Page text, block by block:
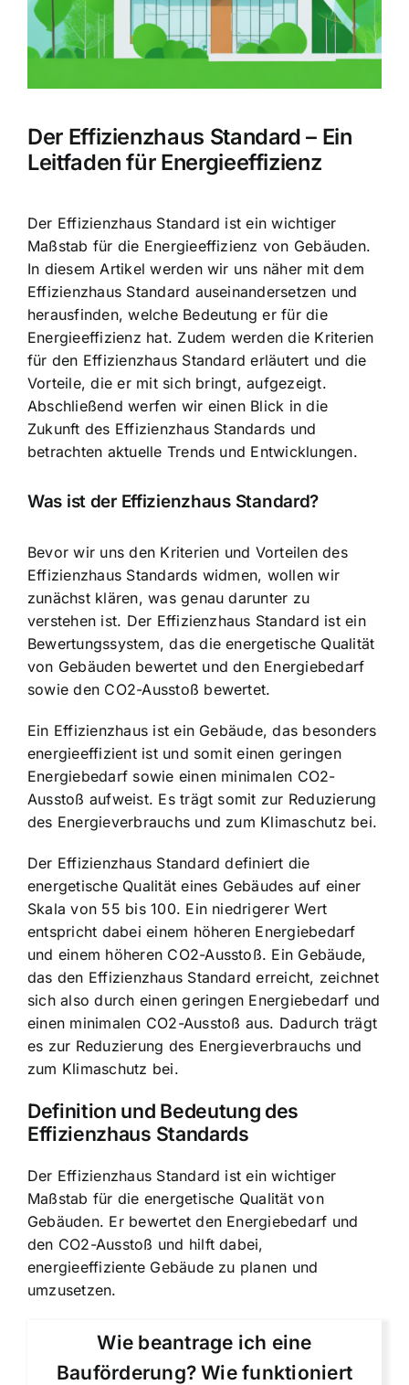
Der Effizienzhaus Standard – Ein
Leitfaden für Energieeffizienz
Der Effizienzhaus Standard ist ein wichtiger
Maßstab für die Energieeffizienz von Gebäuden.
In diesem Artikel werden wir uns näher mit dem
Effizienzhaus Standard auseinandersetzen und
herausfinden, welche Bedeutung er für die
Energieeffizienz hat. Zudem werden die Kriterien
für den Effizienzhaus Standard erläutert und die
Vorteile, die er mit sich bringt, aufgezeigt.
Abschließend werfen wir einen Blick in die
Zukunft des Effizienzhaus Standards und
betrachten aktuelle Trends und Entwicklungen.
Was ist der Effizienzhaus Standard?
Bevor wir uns den Kriterien und Vorteilen des
Effizienzhaus Standards widmen, wollen wir
zunächst klären, was genau darunter zu
verstehen ist. Der Effizienzhaus Standard ist ein
Bewertungssystem, das die energetische Qualität
von Gebäuden bewertet und den Energiebedarf
sowie den CO2-Ausstoß bewertet.
Ein Effizienzhaus ist ein Gebäude, das besonders
energieeffizient ist und somit einen geringen
Energiebedarf sowie einen minimalen CO2-
Ausstoß aufweist. Es trägt somit zur Reduzierung
des Energieverbrauchs und zum Klimaschutz bei.
Der Effizienzhaus Standard definiert die
energetische Qualität eines Gebäudes auf einer
Skala von 55 bis 100. Ein niedrigerer Wert
entspricht dabei einem höheren Energiebedarf
und einem höheren CO2-Ausstoß. Ein Gebäude,
das den Effizienzhaus Standard erreicht, zeichnet
sich also durch einen geringen Energiebedarf und
einen minimalen CO2-Ausstoß aus. Dadurch trägt
es zur Reduzierung des Energieverbrauchs und
zum Klimaschutz bei.
Definition und Bedeutung des
Effizienzhaus Standards
Der Effizienzhaus Standard ist ein wichtiger
Maßstab für die energetische Qualität von
Gebäuden. Er bewertet den Energiebedarf und
den CO2-Ausstoß und hilft dabei,
energieeffiziente Gebäude zu planen und
umzusetzen.
Wie beantrage ich eine
Bauförderung? Wie funktioniert